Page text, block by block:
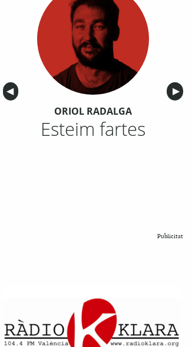
Anterior
◀︎ ▶︎
ORIOL RADALGA
Esteim fartes
Publicitat